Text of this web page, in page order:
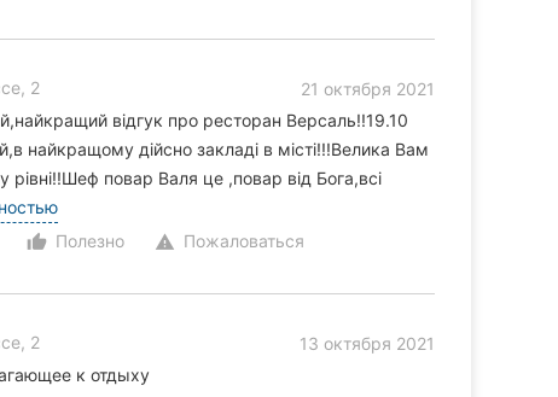
2
21 октября 2021
відгук про ресторан Версаль!!19.10
найкращому дійсно закладі в місті!!!Велика Вам
повар Валя це ,повар від Бога,всі
thumb_up_alt
Полезно warning Пожаловаться
2
13 октября 2021
к отдыху